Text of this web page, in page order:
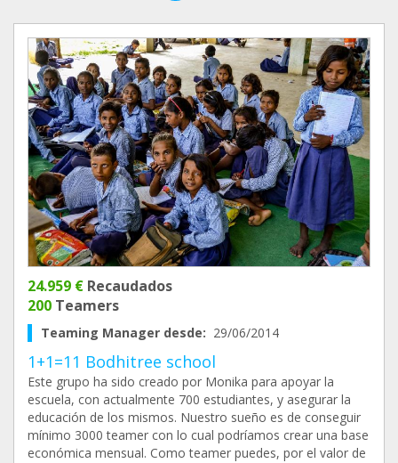
24.959 € Recaudados
200 Teamers
Teaming Manager desde: 29/06/2014
1+1=11 Bodhitree school
Este grupo ha sido creado por Monika para apoyar la
escuela, con actualmente 700 estudiantes, y asegurar la
educación de los mismos. Nuestro sueño es de conseguir
mínimo 3000 teamer con lo cual podríamos crear una base
económica mensual. Como teamer puedes, por el valor de